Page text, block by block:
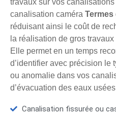
canalisation caméra Termes
réduisant ainsi le coût de
la réalisation de gros
Elle permet en un temps
d’identifier avec précision le
ou anomalie dans vos
d’évacuation des eaux usées
Canalisation fissurée ou